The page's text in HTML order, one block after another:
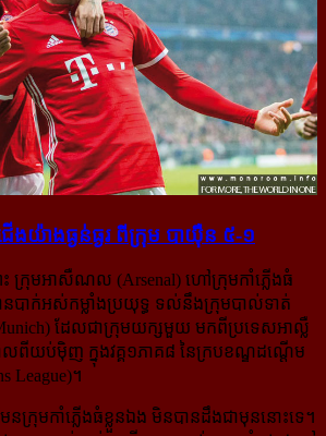
យ៉ាង​​ធ្ងន់ធ្ងរ ពី​​ក្រុម បាយ៉ឺន ៥-១
ះ ក្រុមអាសឺណល (Arsenal) ហៅក្រុមកាំភ្លើងធំ
បាក់​អស់​កម្លាំង​ប្រយុទ្ធ ទល់​នឹង​ក្រុម​បាល់​ទាត់
ដែលជា​ក្រុម​យក្ស​មួយ មក​ពី​ប្រទេស​អាល្លឺ
លពីយប់ម៉ិញ ក្នុងវគ្គ១ភាគ៨ នៃក្របខណ្ឌ​ដណ្ដើម​
League)។
ន​ក្រុម​កាំភ្លើងធំ​​ខ្លួនឯង មិនបានដឹង​​ជាមុន​នោះទេ។